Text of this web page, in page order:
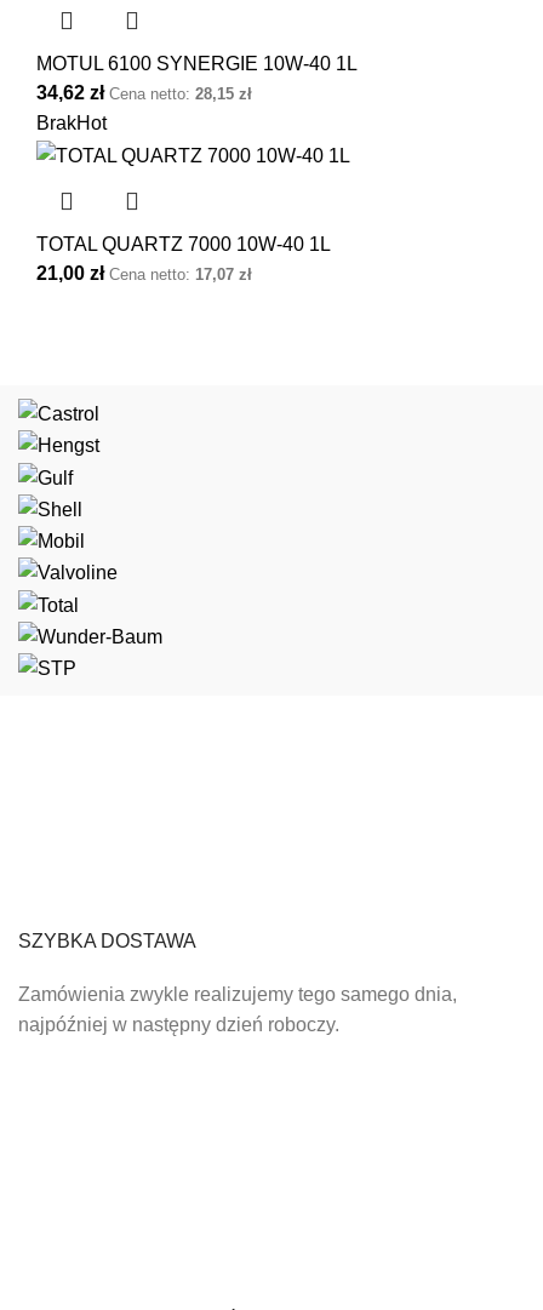
MOTUL 6100 SYNERGIE 10W-40 1L
34,62 zł Cena netto: 28,15 zł
BrakHot
TOTAL QUARTZ 7000 10W-40 1L
21,00 zł Cena netto: 17,07 zł
SZYBKA DOSTAWA
Zamówienia zwykle realizujemy tego samego dnia,
najpóźniej w następny dzień roboczy.